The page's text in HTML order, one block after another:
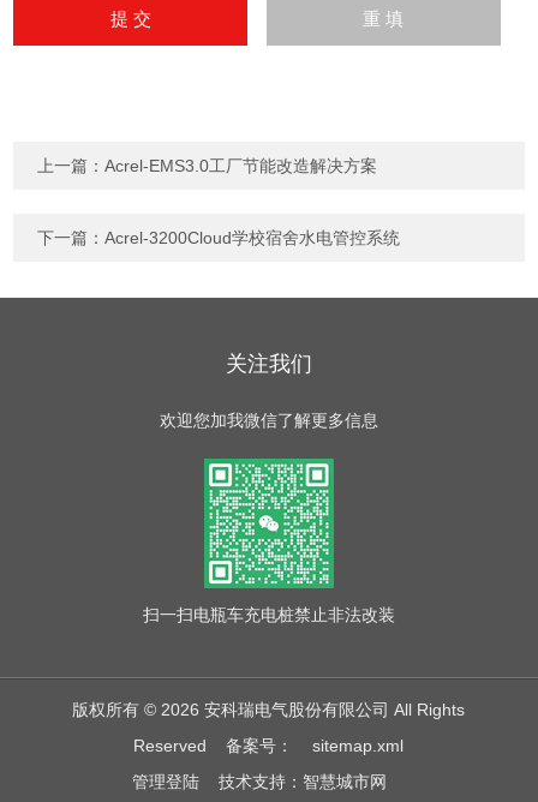
上一篇：Acrel-EMS3.0工厂节能改造解决方案
下一篇：Acrel-3200Cloud学校宿舍水电管控系统
关注我们
欢迎您加我微信了解更多信息
扫一扫电瓶车充电桩禁止非法改装
版权所有 © 2026 安科瑞电气股份有限公司 All Rights
Reserved备案号：
sitemap.xml
管理登陆技术支持： 智慧城市网